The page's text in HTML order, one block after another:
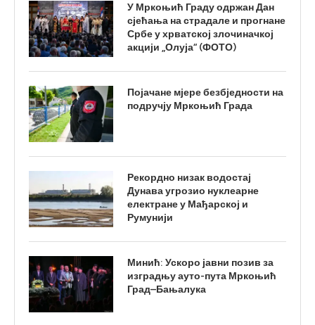
У Мркоњић Граду одржан Дан
сјећања на страдале и прогнане
Србе у хрватској злочиначкој
акцији „Олуја“ (ФОТО)
Појачане мјере безбједности на
подручју Мркоњић Града
Рекордно низак водостај
Дунава угрозио нуклеарне
електране у Мађарској и
Румунији
Минић: Ускоро јавни позив за
изградњу ауто-пута Мркоњић
Град–Бањалука